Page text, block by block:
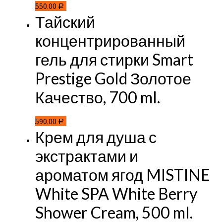
550.00 Р
Тайский
концентрированный
гель для стирки Smart
Prestige Gold Золотое
Качество, 700 ml.
590.00 Р
Крем для душа с
экстрактами и
ароматом ягод MISTINE
White SPA White Berry
Shower Cream, 500 ml.